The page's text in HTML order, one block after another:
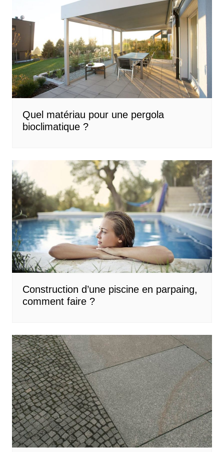
Quel matériau pour une pergola
bioclimatique ?
Construction d’une piscine en parpaing,
comment faire ?